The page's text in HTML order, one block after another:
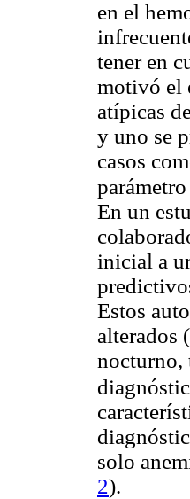
en el
tener en
motivó el
atípicas
y uno se
casos
En un
inicial a
Estos
alterados
nocturno,
solo
2).